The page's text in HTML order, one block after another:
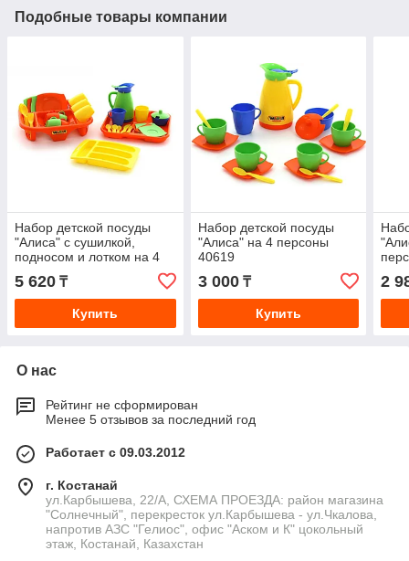
Подобные товары компании
Набор детской посуды
"Алиса" с сушилкой,
подносом и лотком на 4
персоны
5 620 ₸
Купить
Набор детской посуды
"Алиса" на 4 персоны
40619
3 000₸
Купить
2
О нас
Рейтинг не сформирован
Менее 5 отзывов за последний год
Работает с 09.03.2012
г. Костанай
ул.Карбышева, 22/А, СХЕМА ПРОЕЗДА: район магазина
"Солнечный", перекресток ул.Карбышева - ул.Чкалова,
напротив АЗС "Гелиос", офис "Аском и К" цокольный
этаж, Костанай, Казахстан